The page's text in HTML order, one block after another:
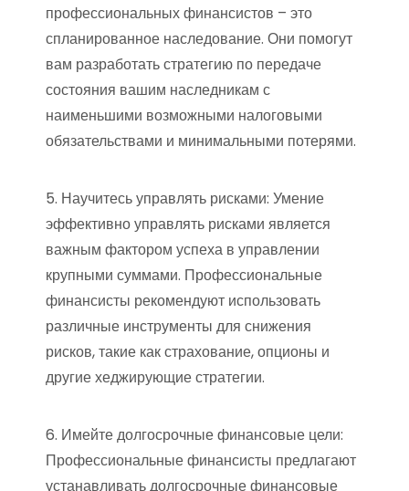
профессиональных финансистов – это
спланированное наследование. Они помогут
вам разработать стратегию по передаче
состояния вашим наследникам с
наименьшими возможными налоговыми
обязательствами и минимальными потерями.
5. Научитесь управлять рисками: Умение
эффективно управлять рисками является
важным фактором успеха в управлении
крупными суммами. Профессиональные
финансисты рекомендуют использовать
различные инструменты для снижения
рисков, такие как страхование, опционы и
другие хеджирующие стратегии.
6. Имейте долгосрочные финансовые цели:
Профессиональные финансисты предлагают
устанавливать долгосрочные финансовые